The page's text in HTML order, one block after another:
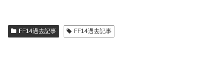
FF14過去記事 FF14過去記事